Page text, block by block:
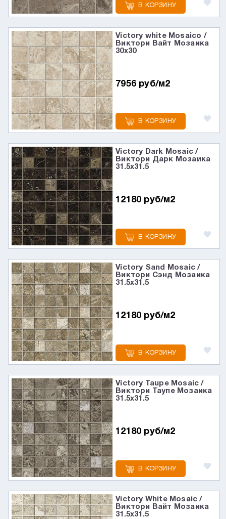
В КОРЗИНУ
Victory white Mosaico /
Виктори Вайт Мозаика
30x30
7956 руб/м2
В КОРЗИНУ
Victory Dark Mosaic /
Виктори Дарк Мозаика
31.5x31.5
12180 руб/м2
В КОРЗИНУ
Victory Sand Mosaic /
Виктори Сэнд Мозаика
31.5x31.5
12180 руб/м2
В КОРЗИНУ
Victory Taupe Mosaic /
Виктори Таупе Мозаика
31.5x31.5
12180 руб/м2
В КОРЗИНУ
Victory White Mosaic /
Виктори Вайт Мозаика
31.5x31.5